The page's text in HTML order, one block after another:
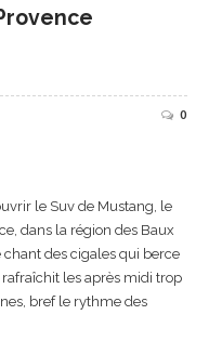
0
le Suv de Mustang, le
dans la région des Baux
des cigales qui berce
les après midi trop
bref le rythme des